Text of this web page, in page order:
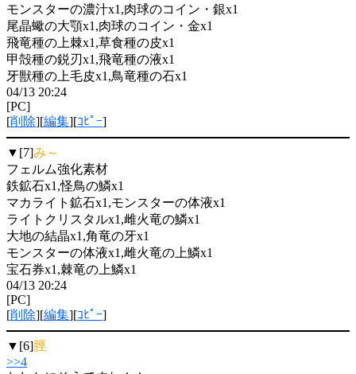
モンスターの濃汁x1,肉球のコイン・銀x1
尾晶蠍の大顎x1,肉球のコイン・金x1
飛竜種の上棘x1,草食種の皮x1
甲殻種の鋭刃x1,飛竜種の液x1
牙獣種の上毛皮x1,鳥竜種の石x1
04/13 20:24
[PC]
[削除][編集][ｺﾋﾟｰ]
▼[7]み～
フェルム強化素材
鉄鉱石x1,怪鳥の鱗x1
マカライト鉱石x1,モンスターの体液x1
ライトクリスタルx1,雌火竜の鱗x1
大地の結晶x1,角竜の牙x1
モンスターの体液x1,雌火竜の上鱗x1
宝石券x1,棘竜の上鱗x1
04/13 20:24
[PC]
[削除][編集][ｺﾋﾟｰ]
▼[6]脛
>>4